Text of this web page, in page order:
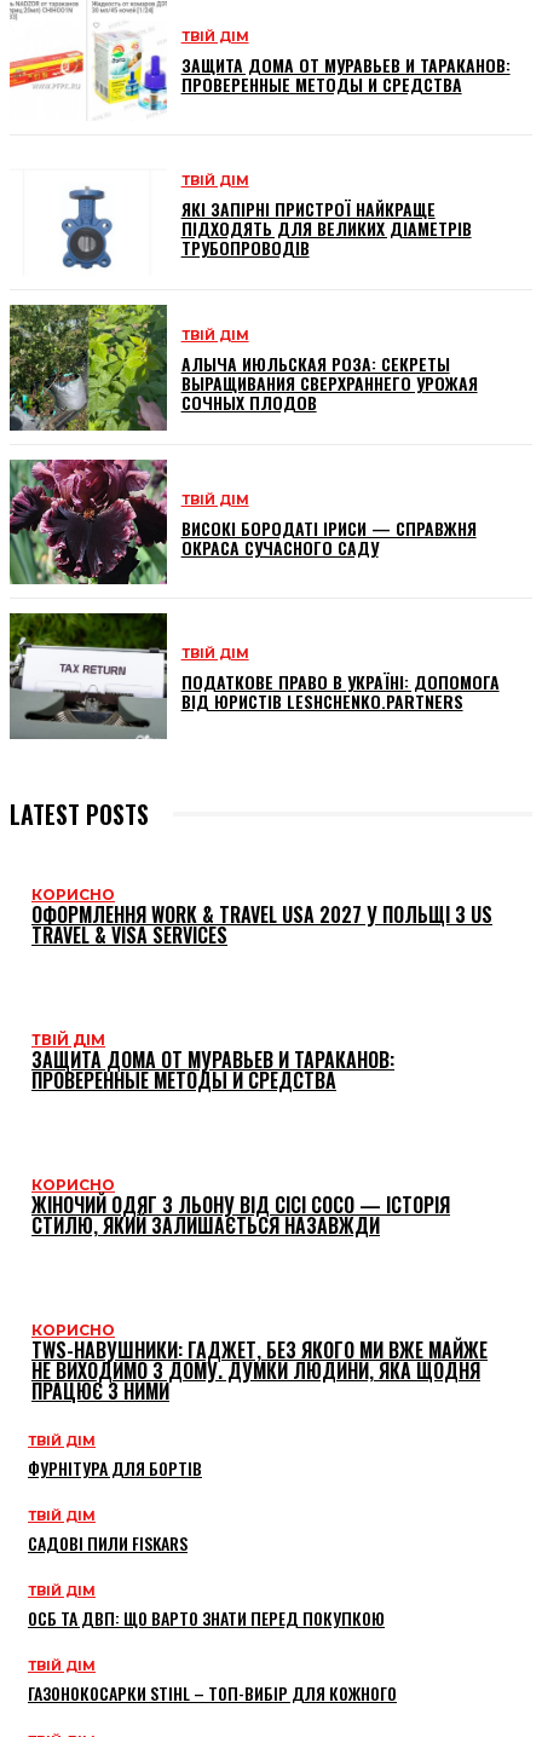
ТВІЙ ДІМ
ЗАЩИТА ДОМА ОТ МУРАВЬЕВ И ТАРАКАНОВ:
ПРОВЕРЕННЫЕ МЕТОДЫ И СРЕДСТВА
ТВІЙ ДІМ
ЯКІ ЗАПІРНІ ПРИСТРОЇ НАЙКРАЩЕ
ПІДХОДЯТЬ ДЛЯ ВЕЛИКИХ ДІАМЕТРІВ
ТРУБОПРОВОДІВ
ТВІЙ ДІМ
АЛЫЧА ИЮЛЬСКАЯ РОЗА: СЕКРЕТЫ
ВЫРАЩИВАНИЯ СВЕРХРАННЕГО УРОЖАЯ
СОЧНЫХ ПЛОДОВ
ТВІЙ ДІМ
ВИСОКІ БОРОДАТІ ІРИСИ — СПРАВЖНЯ
ОКРАСА СУЧАСНОГО САДУ
ТВІЙ ДІМ
ПОДАТКОВЕ ПРАВО В УКРАЇНІ: ДОПОМОГА
ВІД ЮРИСТІВ LESHCHENKO.PARTNERS
LATEST POSTS
КОРИСНО
ОФОРМЛЕННЯ WORK & TRAVEL USA 2027 У ПОЛЬЩІ З US
TRAVEL & VISA SERVICES
ТВІЙ ДІМ
ЗАЩИТА ДОМА ОТ МУРАВЬЕВ И ТАРАКАНОВ:
ПРОВЕРЕННЫЕ МЕТОДЫ И СРЕДСТВА
КОРИСНО
ЖІНОЧИЙ ОДЯГ З ЛЬОНУ ВІД CICI COCO — ІСТОРІЯ
СТИЛЮ, ЯКИЙ ЗАЛИШАЄТЬСЯ НАЗАВЖДИ
КОРИСНО
TWS-НАВУШНИКИ: ГАДЖЕТ, БЕЗ ЯКОГО МИ ВЖЕ МАЙЖЕ
НЕ ВИХОДИМО З ДОМУ. ДУМКИ ЛЮДИНИ, ЯКА ЩОДНЯ
ПРАЦЮЄ З НИМИ
ТВІЙ ДІМ
ФУРНІТУРА ДЛЯ БОРТІВ
ТВІЙ ДІМ
САДОВІ ПИЛИ FISKARS
ТВІЙ ДІМ
ОСБ ТА ДВП: ЩО ВАРТО ЗНАТИ ПЕРЕД ПОКУПКОЮ
ТВІЙ ДІМ
ГАЗОНОКОСАРКИ STIHL – ТОП-ВИБІР ДЛЯ КОЖНОГО